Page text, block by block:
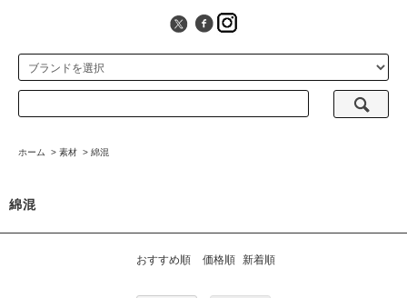
ホーム > 素材 > 綿混
綿混
おすすめ順 価格順 新着順